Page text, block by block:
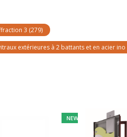
3 (279)
extérieures à 2 battants et en acier ino
NEW